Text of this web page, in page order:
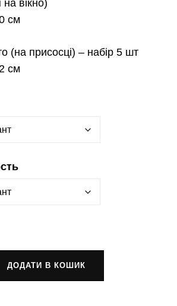
вікно)
см
(на присосці) – набір 5 шт
см
ДОДАТИ В КОШИК